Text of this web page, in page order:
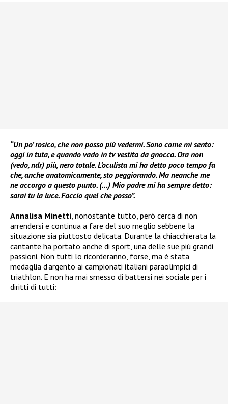
“Un po’ rosico, che non posso più vedermi. Sono come mi sento:
oggi in tuta, e quando vado in tv vestita da gnocca. Ora non
(vedo, ndr) più, nero totale. L’oculista mi ha detto poco tempo fa
che, anche anatomicamente, sto peggiorando. Ma neanche me
ne accorgo a questo punto. (…) Mio padre mi ha sempre detto:
sarai tu la luce. Faccio quel che posso”.
Annalisa Minetti, nonostante tutto, però cerca di non
arrendersi e continua a fare del suo meglio sebbene la
situazione sia piuttosto delicata. Durante la chiacchierata la
cantante ha portato anche di sport, una delle sue più grandi
passioni. Non tutti lo ricorderanno, forse, ma è stata
medaglia d’argento ai campionati italiani paraolimpici di
triathlon. E non ha mai smesso di battersi nei sociale per i
diritti di tutti: